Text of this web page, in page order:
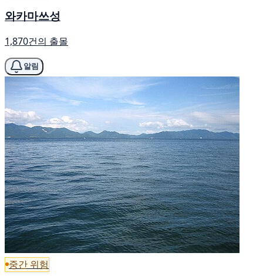
와카마쓰성
1,870건의 출몰
알림
중간 위험